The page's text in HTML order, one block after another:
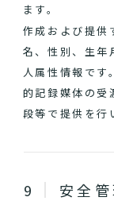
ます。
作成および提供
名、性別、生年
人属性情報です
的記録媒体の受
段等で提供を行
安全